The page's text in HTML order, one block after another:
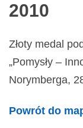
2010
Złoty medal
„Pomysły –
Norymberga,
Powrót do